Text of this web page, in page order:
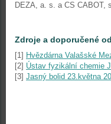
DEZA, a. s. a CS CABOT,
Zdroje a doporučené
[1] Hvězdárna Valašské
[2] Ústav fyzikální chemie
[3] Jasný bolid 23.května